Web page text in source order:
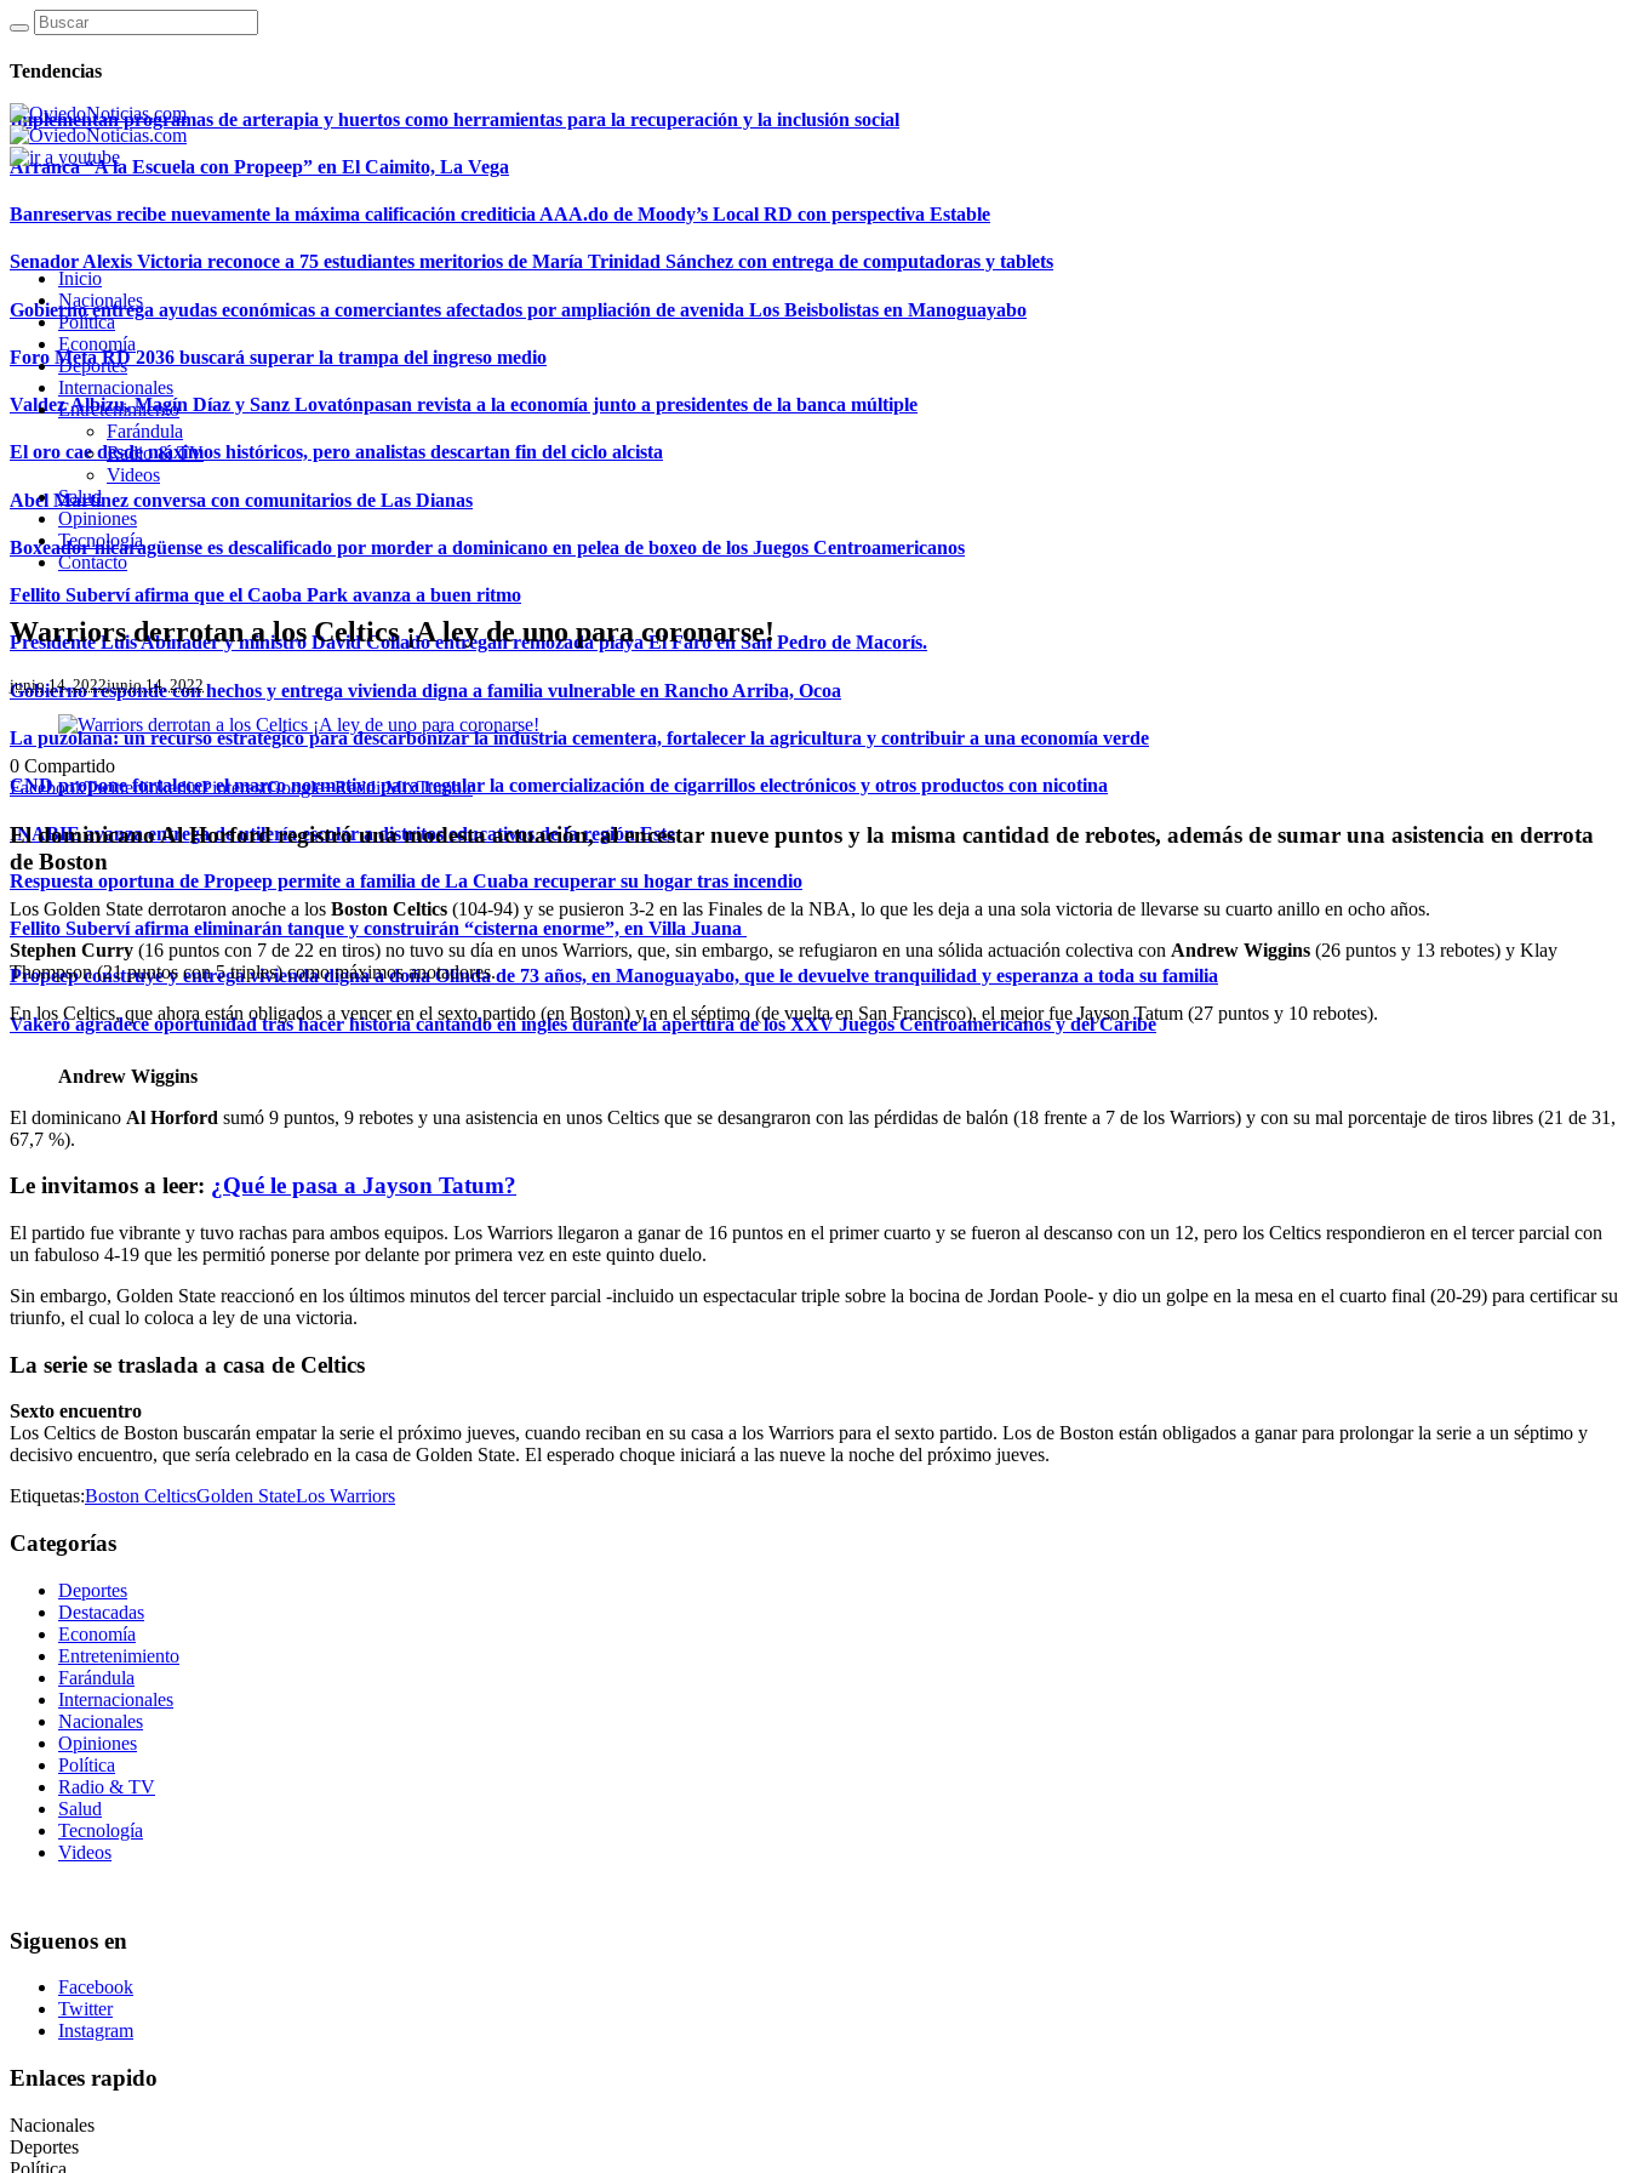
Tendencias
Implementan programas de arterapia y huertos como herramientas para la recuperación y la inclusión social
Arranca “A la Escuela con Propeep” en El Caimito, La Vega
Banreservas recibe nuevamente la máxima calificación crediticia AAA.do de Moody’s Local RD con perspectiva Estable
Senador Alexis Victoria reconoce a 75 estudiantes meritorios de María Trinidad Sánchez con entrega de computadoras y tablets
Gobierno entrega ayudas económicas a comerciantes afectados por ampliación de avenida Los Beisbolistas en Manoguayabo
Foro Meta RD 2036 buscará superar la trampa del ingreso medio
Valdez Albizu, Magín Díaz y Sanz Lovatónpasan revista a la economía junto a presidentes de la banca múltiple
El oro cae desde máximos históricos, pero analistas descartan fin del ciclo alcista
Abel Martínez conversa con comunitarios de Las Dianas
Boxeador nicaragüense es descalificado por morder a dominicano en pelea de boxeo de los Juegos Centroamericanos
Fellito Suberví afirma que el Caoba Park avanza a buen ritmo
Presidente Luis Abinader y ministro David Collado entregan remozada playa El Faro en San Pedro de Macorís.
Gobierno responde con hechos y entrega vivienda digna a familia vulnerable en Rancho Arriba, Ocoa
La puzolana: un recurso estratégico para descarbonizar la industria cementera, fortalecer la agricultura y contribuir a una economía verde
CND propone fortalecer el marco normativo para regular la comercialización de cigarrillos electrónicos y otros productos con nicotina
INABIE avanza entrega de utilería escolar a distritos educativos de la región Este
Respuesta oportuna de Propeep permite a familia de La Cuaba recuperar su hogar tras incendio
Fellito Suberví afirma eliminarán tanque y construirán “cisterna enorme”, en Villa Juana
Propeep construye y entrega vivienda digna a doña Olinda de 73 años, en Manoguayabo, que le devuelve tranquilidad y esperanza a toda su familia
Vakeró agradece oportunidad tras hacer historia cantando en inglés durante la apertura de los XXV Juegos Centroamericanos y del Caribe
Inicio
Nacionales
Política
Economía
Deportes
Internacionales
Entretenimiento
Farándula
Radio & TV
Videos
Salud
Opiniones
Tecnología
Contacto
Warriors derrotan a los Celtics ¡A ley de uno para coronarse!
junio 14, 2022junio 14, 2022
0 Compartido
FacebookTwitterlinkedinPinterestGoogle+RedditMixTumblr
El dominicano Al Horford registró una modesta actuación, al encestar nueve puntos y la misma cantidad de rebotes, además de sumar una asistencia en derrota
de Boston
Los Golden State derrotaron anoche a los Boston Celtics (104-94) y se pusieron 3-2 en las Finales de la NBA, lo que les deja a una sola victoria de llevarse su cuarto anillo en ocho años.
Stephen Curry (16 puntos con 7 de 22 en tiros) no tuvo su día en unos Warriors, que, sin embargo, se refugiaron en una sólida actuación colectiva con Andrew Wiggins (26 puntos y 13 rebotes) y Klay
Thompson (21 puntos con 5 triples) como máximos anotadores.
En los Celtics, que ahora están obligados a vencer en el sexto partido (en Boston) y en el séptimo (de vuelta en San Francisco), el mejor fue Jayson Tatum (27 puntos y 10 rebotes).
Andrew Wiggins
El dominicano Al Horford sumó 9 puntos, 9 rebotes y una asistencia en unos Celtics que se desangraron con las pérdidas de balón (18 frente a 7 de los Warriors) y con su mal porcentaje de tiros libres (21 de 31,
67,7 %).
Le invitamos a leer: ¿Qué le pasa a Jayson Tatum?
El partido fue vibrante y tuvo rachas para ambos equipos. Los Warriors llegaron a ganar de 16 puntos en el primer cuarto y se fueron al descanso con un 12, pero los Celtics respondieron en el tercer parcial con
un fabuloso 4-19 que les permitió ponerse por delante por primera vez en este quinto duelo.
Sin embargo, Golden State reaccionó en los últimos minutos del tercer parcial -incluido un espectacular triple sobre la bocina de Jordan Poole- y dio un golpe en la mesa en el cuarto final (20-29) para certificar su
triunfo, el cual lo coloca a ley de una victoria.
La serie se traslada a casa de Celtics
Sexto encuentro
Los Celtics de Boston buscarán empatar la serie el próximo jueves, cuando reciban en su casa a los Warriors para el sexto partido. Los de Boston están obligados a ganar para prolongar la serie a un séptimo y
decisivo encuentro, que sería celebrado en la casa de Golden State. El esperado choque iniciará a las nueve la noche del próximo jueves.
Etiquetas:Boston CelticsGolden StateLos Warriors
Categorías
Deportes
Destacadas
Economía
Entretenimiento
Farándula
Internacionales
Nacionales
Opiniones
Política
Radio & TV
Salud
Tecnología
Videos
Siguenos en
Facebook
Twitter
Instagram
Enlaces rapido
Nacionales
Deportes
Política